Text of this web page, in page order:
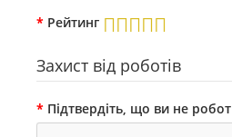
Рейтинг
Захист від роботів
Підтвердіть, що ви не робот